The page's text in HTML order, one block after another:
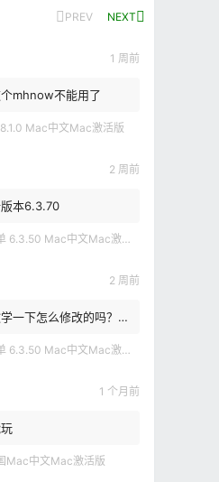
PREV NEXT
1 周前
mhnow不能用了
Mac中文Mac激活版
2 周前
本6.3.70
6.3.50 Mac中文Mac激活版
2 周前
一下怎么修改的吗？目
6.3.50 Mac中文Mac激活版
1 个月前
Mac中文Mac激活版